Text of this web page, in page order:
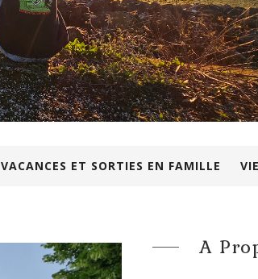
VACANCES ET SORTIES EN FAMILLE
A